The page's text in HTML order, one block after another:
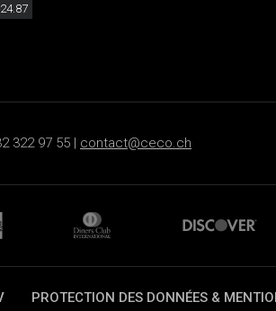
322 97 55 | contact@ceco.ch
PROTECTION DES DONNÉES &